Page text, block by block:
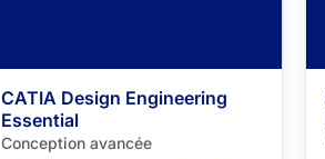
CATIA Design Engineering
Essential
Conception avancée